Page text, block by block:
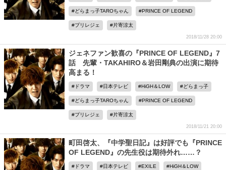
どらまっ子TAROちゃん PRINCE OF LEGEND
プリレジェ 片寄涼太
2018/11/28 20:00
ジェネファン歓喜の『PRINCE OF LEGEND』7
話 先輩・TAKAHIRO＆岩田剛典の出演に期待
高まる！
ドラマ 日本テレビ HiGH＆LOW どらまっ子
どらまっ子TAROちゃん PRINCE OF LEGEND
プリレジェ 片寄涼太
2018/11/21 20:00
町田啓太、『中学聖日記』は好評でも『PRINCE
OF LEGEND』の先生役は期待外れ……？
ドラマ 日本テレビ EXILE HiGH＆LOW